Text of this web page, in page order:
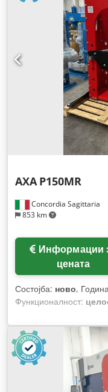
Concordia Sagittaria
853 km
AXA P150MR
цената
Состојба: ново,
Функционалност:
Опрема:Ознака CE,